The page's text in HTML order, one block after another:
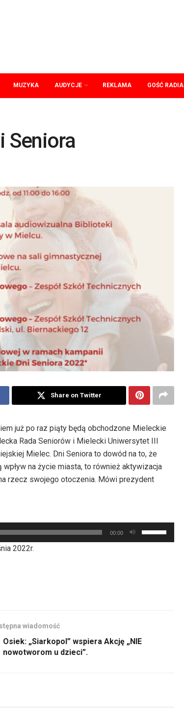
MUZYKA AUDYCJE REKLAMA GOŚĆ RADIA
Seniora
Share on Twitter
już po raz piąty będą obchodzone Mieleckie
Rada Seniorów i Mielecki Uniwersytet III
Mielec. Dni Seniora to dowód na to, że
na życie miasta, to również aktywizacja
rzecz swojego otoczenia. Mówi prezydent
00:00
strzałek
lub
2022r.
wiadomość
Osiek: „Siarkopol” wspiera Akcję „NIE
nowotworom u dzieci”.